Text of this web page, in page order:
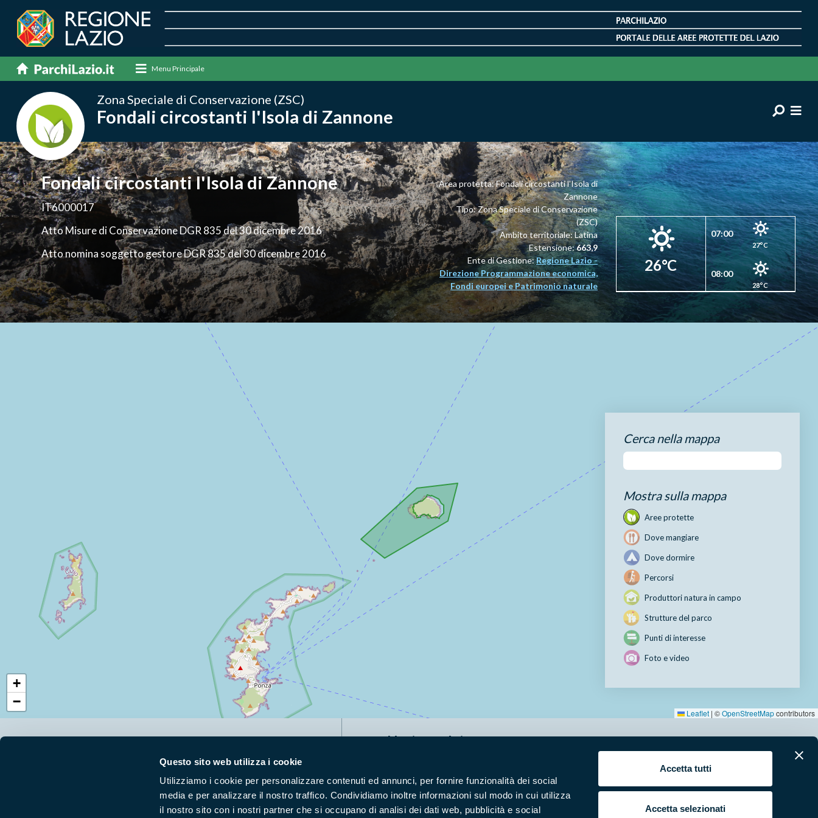
Questo sito web utilizza i cookie
Utilizziamo i cookie per personalizzare contenuti ed annunci, per fornire funzionalità dei social
media e per analizzare il nostro traffico. Condividiamo inoltre informazioni sul modo in cui utilizza
il nostro sito con i nostri partner che si occupano di analisi dei dati web, pubblicità e social
Accetta tutti
Accetta selezionati
Menu Principale
Zona Speciale di Conservazione (ZSC)
Fondali circostanti l'Isola di Zannone
Fondali circostanti l'Isola di Zannone
IT6000017
Atto Misure di Conservazione DGR 835 del 30 dicembre 2016
Atto nomina soggetto gestore DGR 835 del 30 dicembre 2016
Area protetta: Fondali circostanti l'Isola di
Zannone
Tipo: Zona Speciale di Conservazione
(ZSC)
Ambito territoriale: Latina
Estensione:663,9
Ente di Gestione:Regione Lazio -
Direzione Programmazione economica,
Fondi europei e Patrimonio naturale
26°C
07:00
27°C
08:00
28°C
+
−
Leaflet | ©OpenStreetMapcontributors
Cerca nella mappa
Mostra sulla mappa
Aree protette
Dove mangiare
Dove dormire
Percorsi
Produttori natura in campo
Strutture del parco
Punti di interesse
Foto e video
Naviga nel sito
News e appuntamenti
Enti di gestione
Natura
Punti di interesse
Storie
Foto e Video Pubblicazioni